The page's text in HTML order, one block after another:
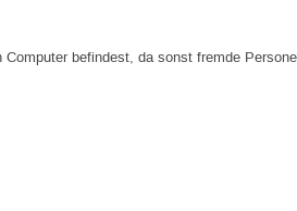
befindest, da sonst fremde